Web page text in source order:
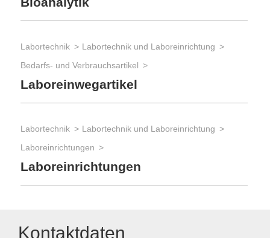
Labortechnik
Labortechnik und Laboreinrichtung
Bedarfs- und Verbrauchsartikel
Laboreinwegartikel
Labortechnik
Labortechnik und Laboreinrichtung
Laboreinrichtungen
Laboreinrichtungen
Kontaktdaten